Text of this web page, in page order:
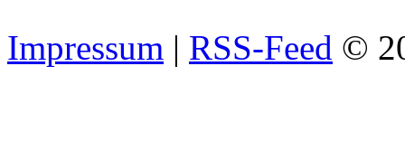
Impressum | RSS-Feed ©